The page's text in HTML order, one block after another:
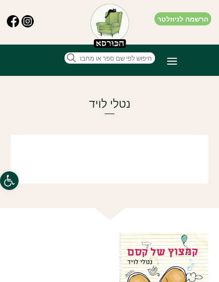
פתח
הרשמה לניוזלטר
נטלי לויד